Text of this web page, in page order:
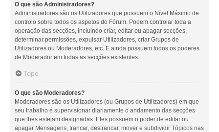
O que são Administradores?
Administradores são os Utilizadores que possuem o Nível Máximo de
controlo sobre todos os aspetos do Fórum. Podem controlar toda a
operação das secções, incluindo criar, editar ou apagar secções,
determinar permissões, expulsar Utilizadores, criar Grupos de
Utilizadores ou Moderadores, etc. E ainda possuem todos os poderes
de Moderador em todas as secções existentes.
Topo
O que são Moderadores?
Moderadores são os Utilizadores (ou Grupos de Utilizadores) em que
seu trabalho é supervisionar diariamente o andamento das secções
que lhes estejam designadas. Eles possuem o poder de editar ou
apagar Mensagens, trancar, destrancar, mover e subdividir Tópicos nas